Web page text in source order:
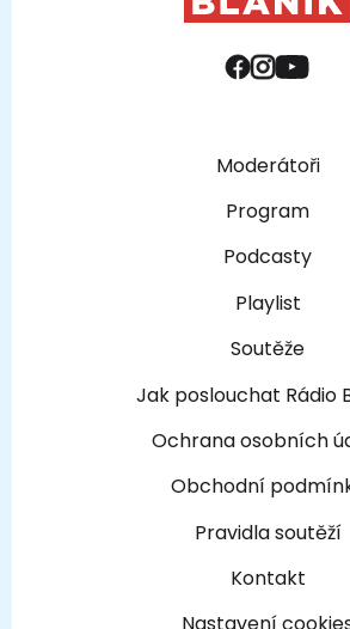
Moderátoři
Program
Podcasty
Playlist
Soutěže
Jak poslouchat Rádio
Ochrana osobních
Obchodní
Pravidla soutěží
Kontakt